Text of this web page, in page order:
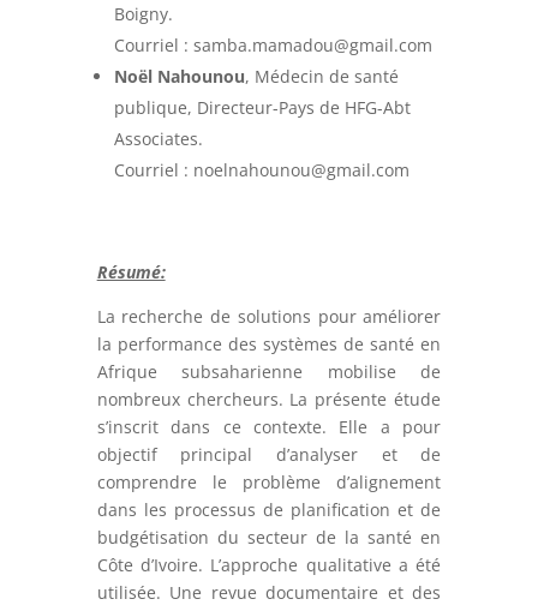
Boigny.
Courriel : samba.mamadou@gmail.com
Noël Nahounou, Médecin de santé
publique, Directeur-Pays de HFG-Abt
Associates.
Courriel : noelnahounou@gmail.com
Résumé:
La recherche de solutions pour améliorer
la performance des systèmes de santé en
Afrique subsaharienne mobilise de
nombreux chercheurs. La présente étude
s’inscrit dans ce contexte. Elle a pour
objectif principal d’analyser et de
comprendre le problème d’alignement
dans les processus de planification et de
budgétisation du secteur de la santé en
Côte d’Ivoire. L’approche qualitative a été
utilisée. Une revue documentaire et des